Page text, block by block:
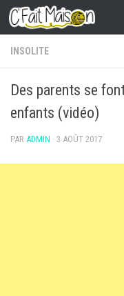
Skip to content
INSOLITE
Des parents se
enfants (vidéo)
PAR ADMIN · 3 AOÛT 2017